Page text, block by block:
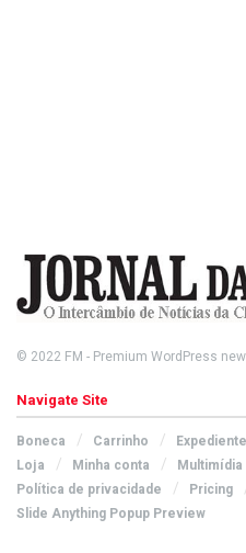
© 2022 FM - Premium WordPress
Navigate Site
Boneca Carrinho Expediente
Loja
Minha conta Multimídia
Política de privacidade
Pricing
Slide Anything Popup Preview